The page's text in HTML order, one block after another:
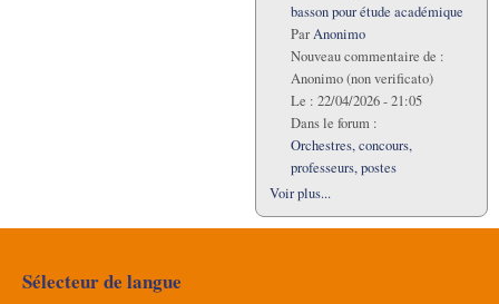
basson pour étude académique
ParAnonimo
Nouveau commentaire de :
Anonimo (non verificato)
Le : 22/04/2026 - 21:05
Dans le forum :
Orchestres, concours,
professeurs, postes
Voir plus...
Sélecteur de langue